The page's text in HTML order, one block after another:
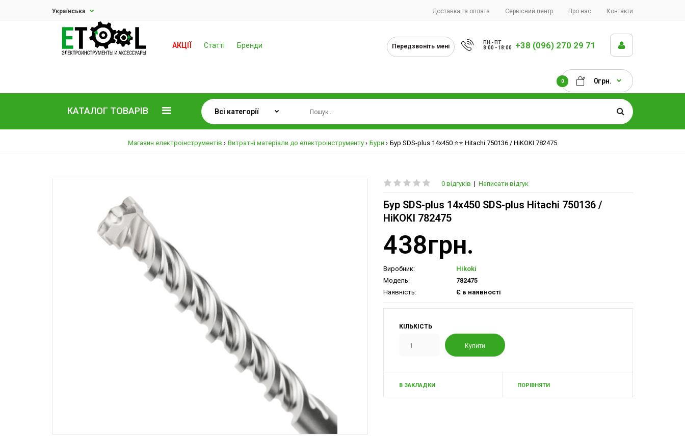
Доставка та оплата Сервісний центр Про нас Контакти
Українська
АКЦІЇ Статті Бренди Передзвоніть мені
ПН - ПТ
8:00 - 18:00
+38 (096) 270 29 71
0 0грн.
КАТАЛОГ ТОВАРІВ
Магазин електроінструментів Витратні матеріали до електроінструменту Бури Бур SDS-plus 14х450 ⭐️⭐️ Hitachi 750136 / HiKOKI 782475
0 відгуків | Написати відгук
Бур SDS-plus 14х450 SDS-plus Hitachi 750136 /
HiKOKI 782475
438грн.
Виробник:
Hikoki
Модель:
782475
Наявність:
Є в наявності
КІЛЬКІСТЬ
В ЗАКЛАДКИ ПОРІВНЯТИ